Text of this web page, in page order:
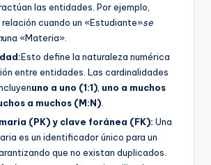
las entidades. Por ejemplo,
cuando un «Estudiante»se
una «Materia».
Esto define la naturaleza numérica
entre entidades. Las cardinalidades
uno a uno (1:1) uno a muchos
a muchos (M:N)
(PK) y clave foránea (FK): Una
es un identificador único para un
que no existan duplicados.